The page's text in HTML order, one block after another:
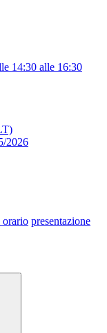
14:30 alle 16:30
2026
orario presentazione